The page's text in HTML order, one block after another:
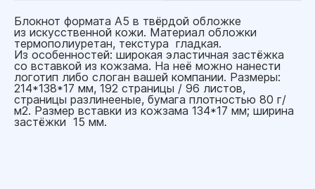
Блокнот формата А5 в твёрдой обложке
из искусственной кожи. Материал обложки
термополиуретан, текстура гладкая.
Из особенностей: широкая эластичная застёжка
со вставкой из кожзама. На неё можно нанести
логотип либо слоган вашей компании. Размеры:
214*138*17 мм, 192 страницы / 96 листов,
страницы разлинееные, бумага плотностью 80 г/
м2. Размер вставки из кожзама 134*17 мм; ширина
застёжки 15 мм.